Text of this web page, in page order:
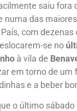
saiu fora
numa das
com dezenas
se no
à vila de
em torno de um
e a beber
o último sábado